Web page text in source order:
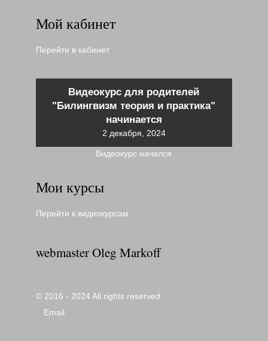
Мой кабинет
Перейти в кабинет
Видеокурс для родителей
"Билингвизм теория и практика"
начинается
2 декабря, 2024
Видеокурс начался
Мои курсы
Перейти к видеокурсам
webmaster Oleg Markoff
© 2016 - 2024 All rights reserved
Email